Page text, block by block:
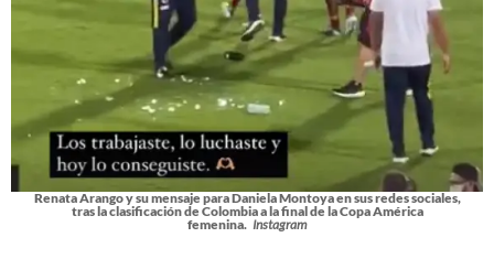
Renata Arango y su mensaje para Daniela Montoya en sus redes sociales,
tras la clasificación de Colombia a la final de la Copa América
femenina. Instagram